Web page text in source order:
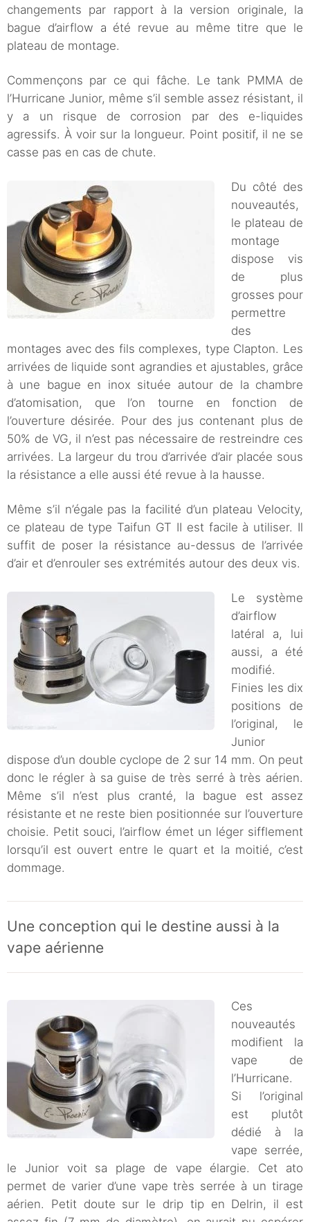
changements par rapport à la version originale, la
bague d’airflow a été revue au même titre que le
plateau de montage.
Commençons par ce qui fâche. Le tank PMMA de
l’Hurricane Junior, même s’il semble assez résistant, il
y a un risque de corrosion par des e-liquides
agressifs. À voir sur la longueur. Point positif, il ne se
casse pas en cas de chute.
Du côté des
nouveautés,
le plateau de
montage
dispose vis
de plus
grosses pour
permettre
des
montages avec des fils complexes, type Clapton. Les
arrivées de liquide sont agrandies et ajustables, grâce
à une bague en inox située autour de la chambre
d’atomisation, que l’on tourne en fonction de
l’ouverture désirée. Pour des jus contenant plus de
50% de VG, il n’est pas nécessaire de restreindre ces
arrivées. La largeur du trou d’arrivée d’air placée sous
la résistance a elle aussi été revue à la hausse.
Même s’il n’égale pas la facilité d’un plateau Velocity,
ce plateau de type Taifun GT II est facile à utiliser. Il
suffit de poser la résistance au-dessus de l’arrivée
d’air et d’enrouler ses extrémités autour des deux vis.
Le système
d’airflow
latéral a, lui
aussi, a été
modifié.
Finies les dix
positions de
l’original, le
Junior
dispose d’un double cyclope de 2 sur 14 mm. On peut
donc le régler à sa guise de très serré à très aérien.
Même s’il n’est plus cranté, la bague est assez
résistante et ne reste bien positionnée sur l’ouverture
choisie. Petit souci, l’airflow émet un léger sifflement
lorsqu’il est ouvert entre le quart et la moitié, c’est
dommage.
Une conception qui le destine aussi à la
vape aérienne
Ces
nouveautés
modifient la
vape de
l’Hurricane.
Si l’original
est plutôt
dédié à la
vape serrée,
le Junior voit sa plage de vape élargie. Cet ato
permet de varier d’une vape très serrée à un tirage
aérien. Petit doute sur le drip tip en Delrin, il est